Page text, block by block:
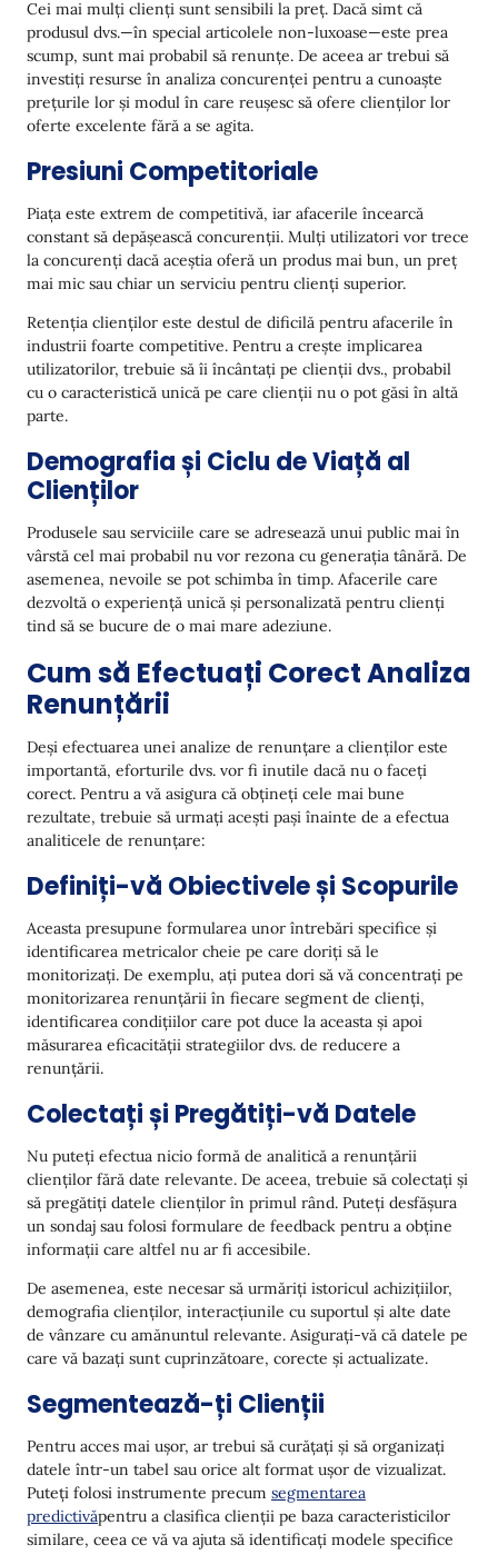
Cei mai mulți clienți sunt sensibili la preț. Dacă simt că
produsul dvs.—în special articolele non-luxoase—este prea
scump, sunt mai probabil să renunțe. De aceea ar trebui să
investiți resurse în analiza concurenței pentru a cunoaște
prețurile lor și modul în care reușesc să ofere clienților lor
oferte excelente fără a se agita.
Presiuni Competitoriale
Piața este extrem de competitivă, iar afacerile încearcă
constant să depășească concurenții. Mulți utilizatori vor trece
la concurenți dacă aceștia oferă un produs mai bun, un preț
mai mic sau chiar un serviciu pentru clienți superior.
Retenția clienților este destul de dificilă pentru afacerile în
industrii foarte competitive. Pentru a crește implicarea
utilizatorilor, trebuie să îi încântați pe clienții dvs., probabil
cu o caracteristică unică pe care clienții nu o pot găsi în altă
parte.
Demografia și Ciclu de Viață al
Clienților
Produsele sau serviciile care se adresează unui public mai în
vârstă cel mai probabil nu vor rezona cu generația tânără. De
asemenea, nevoile se pot schimba în timp. Afacerile care
dezvoltă o experiență unică și personalizată pentru clienți
tind să se bucure de o mai mare adeziune.
Cum să Efectuați Corect Analiza
Renunțării
Deși efectuarea unei analize de renunțare a clienților este
importantă, eforturile dvs. vor fi inutile dacă nu o faceți
corect. Pentru a vă asigura că obțineți cele mai bune
rezultate, trebuie să urmați acești pași înainte de a efectua
analiticele de renunțare:
Definiți-vă Obiectivele și Scopurile
Aceasta presupune formularea unor întrebări specifice și
identificarea metricalor cheie pe care doriți să le
monitorizați. De exemplu, ați putea dori să vă concentrați pe
monitorizarea renunțării în fiecare segment de clienți,
identificarea condițiilor care pot duce la aceasta și apoi
măsurarea eficacității strategiilor dvs. de reducere a
renunțării.
Colectați și Pregătiți-vă Datele
Nu puteți efectua nicio formă de analitică a renunțării
clienților fără date relevante. De aceea, trebuie să colectați și
să pregătiți datele clienților în primul rând. Puteți desfășura
un sondaj sau folosi formulare de feedback pentru a obține
informații care altfel nu ar fi accesibile.
De asemenea, este necesar să urmăriți istoricul achizițiilor,
demografia clienților, interacțiunile cu suportul și alte date
de vânzare cu amănuntul relevante. Asigurați-vă că datele pe
care vă bazați sunt cuprinzătoare, corecte și actualizate.
Segmentează-ți Clienții
Pentru acces mai ușor, ar trebui să curățați și să organizați
datele într-un tabel sau orice alt format ușor de vizualizat.
Puteți folosi instrumente precum segmentarea
predictivăpentru a clasifica clienții pe baza caracteristicilor
similare, ceea ce vă va ajuta să identificați modele specifice